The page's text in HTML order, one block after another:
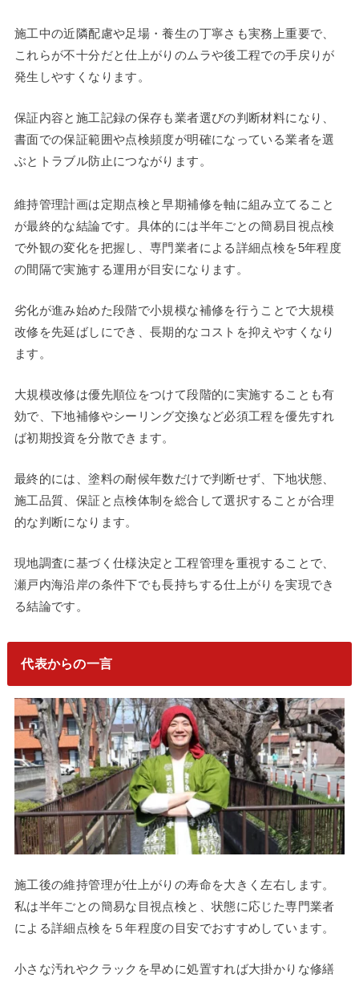
施工中の近隣配慮や足場・養生の丁寧さも実務上重要で、
これらが不十分だと仕上がりのムラや後工程での手戻りが
発生しやすくなります。
保証内容と施工記録の保存も業者選びの判断材料になり、
書面での保証範囲や点検頻度が明確になっている業者を選
ぶとトラブル防止につながります。
維持管理計画は定期点検と早期補修を軸に組み立てること
が最終的な結論です。具体的には半年ごとの簡易目視点検
で外観の変化を把握し、専門業者による詳細点検を5年程度
の間隔で実施する運用が目安になります。
劣化が進み始めた段階で小規模な補修を行うことで大規模
改修を先延ばしにでき、長期的なコストを抑えやすくなり
ます。
大規模改修は優先順位をつけて段階的に実施することも有
効で、下地補修やシーリング交換など必須工程を優先すれ
ば初期投資を分散できます。
最終的には、塗料の耐候年数だけで判断せず、下地状態、
施工品質、保証と点検体制を総合して選択することが合理
的な判断になります。
現地調査に基づく仕様決定と工程管理を重視することで、
瀬戸内海沿岸の条件下でも長持ちする仕上がりを実現でき
る結論です。
代表からの一言
施工後の維持管理が仕上がりの寿命を大きく左右します。
私は半年ごとの簡易な目視点検と、状態に応じた専門業者
による詳細点検を５年程度の目安でおすすめしています。
小さな汚れやクラックを早めに処置すれば大掛かりな修繕